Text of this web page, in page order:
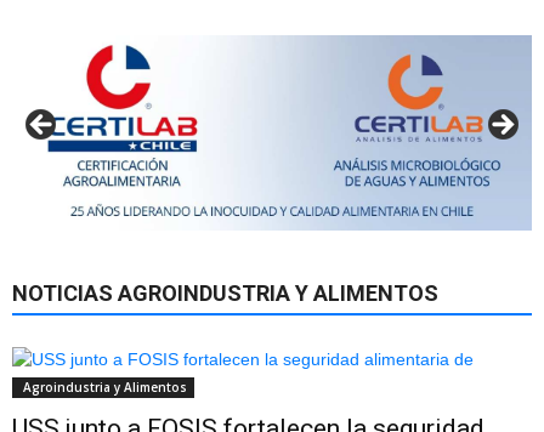
NOTICIAS AGROINDUSTRIA Y ALIMENTOS
Agroindustria y Alimentos